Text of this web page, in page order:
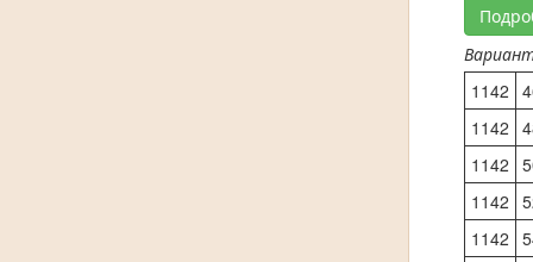
1142
1142
1142
1142
1142